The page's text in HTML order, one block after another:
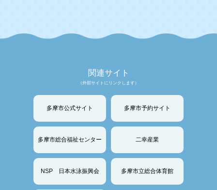
関連サイト
（外部サイトにリンクします）
多摩市公式サイト 多摩市予約サイト
多摩市総合福祉センター 二幸産業
NSP 日本水泳振興会 多摩市立総合体育館